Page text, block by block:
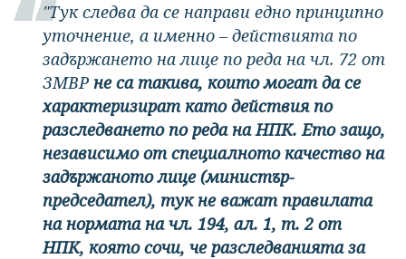
"Тук следва да се направи едно принципно
уточнение, а именно – действията по
задържането на лице по реда на чл. 72 от
ЗМВР не са такива, които могат да се
характеризират като действия по
разследването по реда на НПК. Ето защо,
независимо от специалното качество на
задържаното лице (министър-
председател), тук не важат правилата
на нормата на чл. 194, ал. 1, т. 2 от
НПК, която сочи, че разследванията за